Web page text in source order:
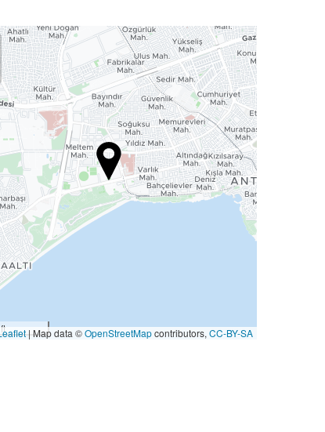
|Map data ©OpenStreetMapcontributors, CC-BY-SA